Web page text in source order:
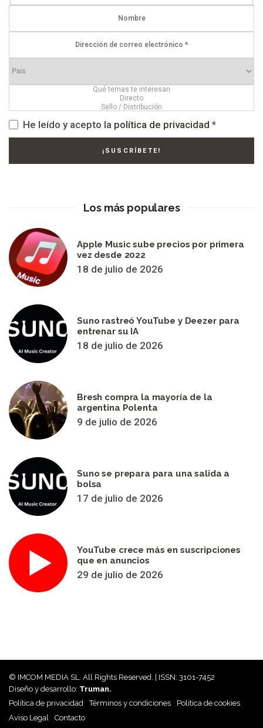
He leído y acepto la política de privacidad *
Los más populares
Apple Music sube precios por primera
vez desde 2022
18 de julio de 2026
Suno rastreó YouTube y Deezer para
entrenar su IA
18 de julio de 2026
Bresh compra la mayoría de la
argentina Polenta
9 de julio de 2026
Suno se prepara para una salida a
bolsa
17 de julio de 2026
YouTube crece más en suscripciones
que en anuncios
29 de julio de 2026
© IMCOM MEDIA SL. All Rights Reserved. | ISSN: 3101-7452
Diseño y desarrollo: Truman.
Política de privacidad
Términos y condiciones
Política de cookies
Aviso Legal
Contacto